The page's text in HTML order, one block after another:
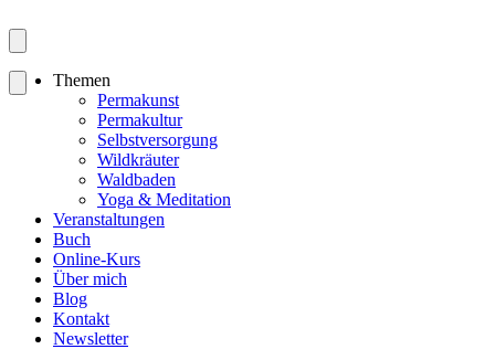
Themen
Permakunst
Permakultur
Selbstversorgung
Wildkräuter
Waldbaden
Yoga & Meditation
Veranstaltungen
Buch
Online-Kurs
Über mich
Blog
Kontakt
Newsletter